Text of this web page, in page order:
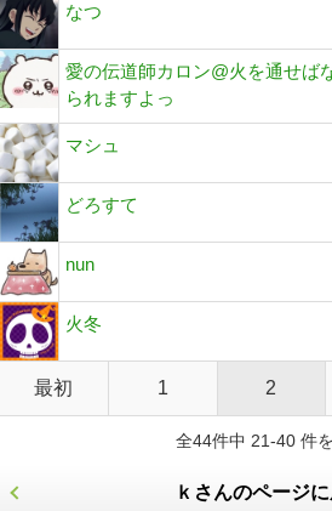
なつ
愛の伝道師カロン@火を通せば
られますよっ
マシュ
どろすて
nun
火冬
最初 1 2
全44件中 21-40 件
ｋさんのページ